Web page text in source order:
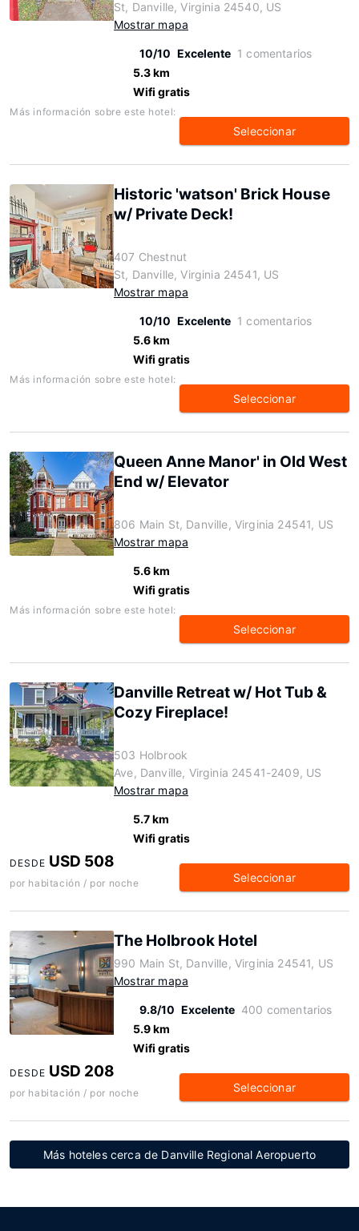
St, Danville, Virginia 24540, US
Mostrar mapa
10/10 Excelente 1 comentarios
5.3 km
Wifi gratis
Más información sobre este hotel:
Seleccionar
Historic 'watson' Brick House
w/ Private Deck!
407 Chestnut
St, Danville, Virginia 24541, US
Mostrar mapa
10/10 Excelente 1 comentarios
5.6 km
Wifi gratis
Más información sobre este hotel:
Seleccionar
Queen Anne Manor' in Old West
End w/ Elevator
806 Main St, Danville, Virginia 24541, US
Mostrar mapa
5.6 km
Wifi gratis
Más información sobre este hotel:
Seleccionar
Danville Retreat w/ Hot Tub &
Cozy Fireplace!
503 Holbrook
Ave, Danville, Virginia 24541-2409, US
Mostrar mapa
5.7 km
Wifi gratis
DESDE USD 508
por habitación / por noche Seleccionar
The Holbrook Hotel
990 Main St, Danville, Virginia 24541, US
Mostrar mapa
9.8/10 Excelente 400 comentarios
5.9 km
Wifi gratis
DESDE USD 208
por habitación / por noche Seleccionar
Más hoteles cerca de Danville Regional Aeropuerto